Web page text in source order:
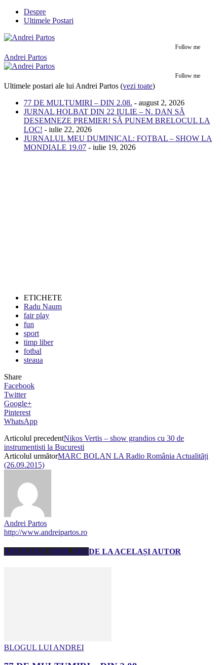
Despre
Ultimele Postari
Follow me
Andrei Partos
Follow me
Ultimele postari ale lui Andrei Partos (vezi toate)
77 DE MULȚUMIRI – DIN 2.08. - august 2, 2026
JURNAL HOLBAT DIN 22 IULIE – N. DAN SĂ
DESEMNEZE PREMIER! SĂ PUNEM BRELOCUL LA
LOC! - iulie 22, 2026
JURNALUL MEU DUMINICAL: FOTBAL – SHOW LA
MONDIALE 19.07 - iulie 19, 2026
ETICHETE
Radu Naum
fair play
fun
sport
timp liber
fotbal
steaua
Share
Facebook
Twitter
Google+
Pinterest
WhatsApp
Articolul precedentNikos Vertis – show grandios cu 30 de
instrumentisti la Bucuresti
Articolul următorMARC BOLAN LA Radio România Actualități
(26.09.2015)
Andrei Partos
http://www.andreipartos.ro
ARTICOLE SIMILAREDE LA ACELAȘI AUTOR
BLOGUL LUI ANDREI